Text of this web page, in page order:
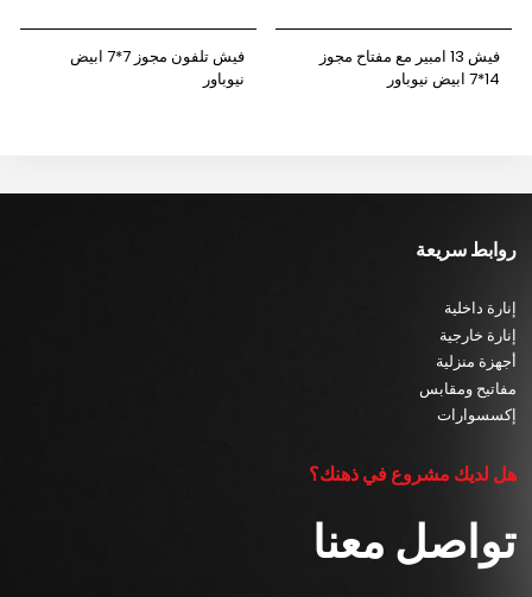
فيش 13 امبير مع مفتاح مجوز
14*7 ابيض نيوباور
فيش تلفون مجوز 7*7 ابيض
نيوباور
روابط سريعة
إنارة داخلية
إنارة خارجية
أجهزة منزلية
مفاتيح ومقابس
إكسسوارات
هل لديك مشروع في ذهنك؟
تواصل معنا